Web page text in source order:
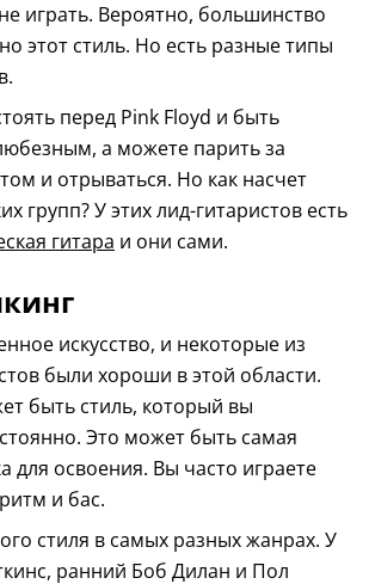
играть. Вероятно, большинство
этот стиль. Но есть разные типы
перед Pink Floyd и быть
а можете парить за
и отрываться. Но как насчет
групп? У этих лид-гитаристов есть
гитара и они сами.
искусство, и некоторые из
были хороши в этой области.
быть стиль, который вы
Это может быть самая
для освоения. Вы часто играете
и бас.
стиля в самых разных жанрах. У
ранний Боб Дилан и Пол